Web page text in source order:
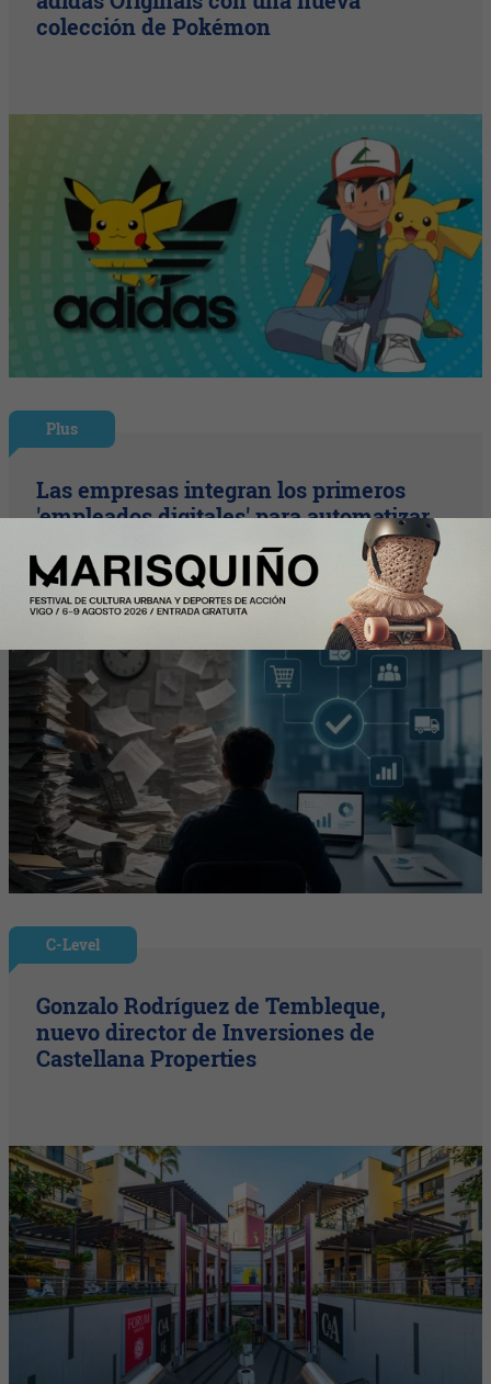
colección de Pokémon
Plus
Las empresas integran los primeros
'empleados digitales' para automatizar
compras, negociación y gestión
C-Level
Gonzalo Rodríguez de Tembleque,
nuevo director de Inversiones de
Castellana Properties